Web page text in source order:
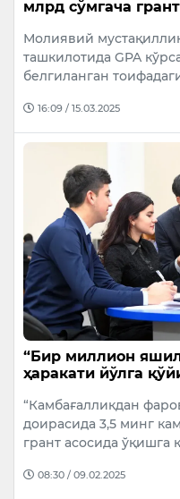
млрд сўмгача
Молиявий
ташкилотида GPA
белгиланган
16:09 / 15.03.2025
“Бир миллион
ҳаракати йўлга
“Камбағалликдан
доирасида 3,5 минг
грант асосида ўқишга
08:30 / 09.02.2025